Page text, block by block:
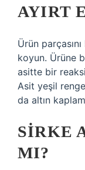
AYIRT
Ürün
koyun. Ürüne
asitte bir
Asit yeşil
da altın
SIRKE
MI?